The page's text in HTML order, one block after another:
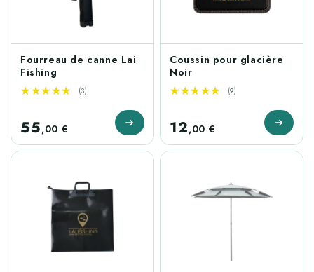
Fourreau de canne Lai
Fishing
★★★★★
★★★★★ (3)
55,00 €
Coussin pour glacière
Noir
★★★★★
★★★★★ (9)
12,00 €